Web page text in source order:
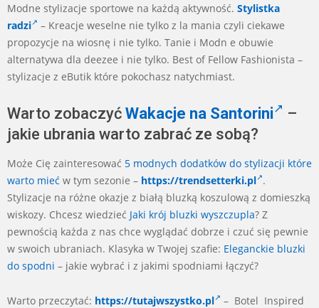
Modne stylizacje sportowe na każdą aktywność. Stylistka
radzi
– Kreacje weselne nie tylko z la mania czyli ciekawe
propozycje na wiosnę i nie tylko. Tanie i Modn e obuwie
alternatywa dla deezee i nie tylko. Best of Fellow Fashionista –
stylizacje z eButik które pokochasz natychmiast.
Warto zobaczyć Wakacje na Santorini
–
jakie ubrania warto zabrać ze sobą?
Może Cię zainteresować 5 modnych dodatków do stylizacji które
warto mieć w tym sezonie – https://trendsetterki.pl .
Stylizacje na różne okazje z białą bluzką koszulową z domieszką
wiskozy. Chcesz wiedzieć Jaki krój bluzki wyszczupla? Z
pewnością każda z nas chce wyglądać dobrze i czuć się pewnie
w swoich ubraniach. Klasyka w Twojej szafie: Eleganckie bluzki
do spodni – jakie wybrać i z jakimi spodniami łączyć?
Warto przeczytać: https://tutajwszystko.pl
– Botel Inspired